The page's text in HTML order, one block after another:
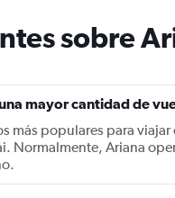
sobre
mayor cantidad de
más populares para
Normalmente, Ariana